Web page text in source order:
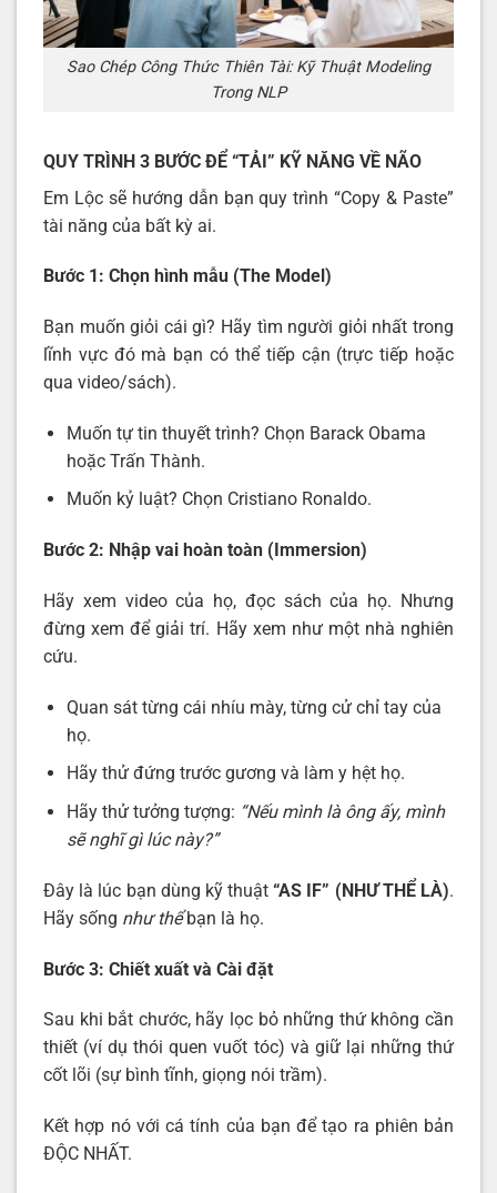
Sao Chép Công Thức Thiên Tài: Kỹ Thuật Modeling
Trong NLP
QUY TRÌNH 3 BƯỚC ĐỂ “TẢI” KỸ NĂNG VỀ NÃO
Em Lộc sẽ hướng dẫn bạn quy trình “Copy & Paste”
tài năng của bất kỳ ai.
Bước 1: Chọn hình mẫu (The Model)
Bạn muốn giỏi cái gì? Hãy tìm người giỏi nhất trong
lĩnh vực đó mà bạn có thể tiếp cận (trực tiếp hoặc
qua video/sách).
Muốn tự tin thuyết trình? Chọn Barack Obama
hoặc Trấn Thành.
Muốn kỷ luật? Chọn Cristiano Ronaldo.
Bước 2: Nhập vai hoàn toàn (Immersion)
Hãy xem video của họ, đọc sách của họ. Nhưng
đừng xem để giải trí. Hãy xem như một nhà nghiên
cứu.
Quan sát từng cái nhíu mày, từng cử chỉ tay của
họ.
Hãy thử đứng trước gương và làm y hệt họ.
Hãy thử tưởng tượng: “Nếu mình là ông ấy, mình
sẽ nghĩ gì lúc này?”
Đây là lúc bạn dùng kỹ thuật“AS IF” (NHƯ THỂ LÀ).
Hãy sống như thểbạn là họ.
Bước 3: Chiết xuất và Cài đặt
Sau khi bắt chước, hãy lọc bỏ những thứ không cần
thiết (ví dụ thói quen vuốt tóc) và giữ lại những thứ
cốt lõi (sự bình tĩnh, giọng nói trầm).
Kết hợp nó với cá tính của bạn để tạo ra phiên bản
ĐỘC NHẤT.